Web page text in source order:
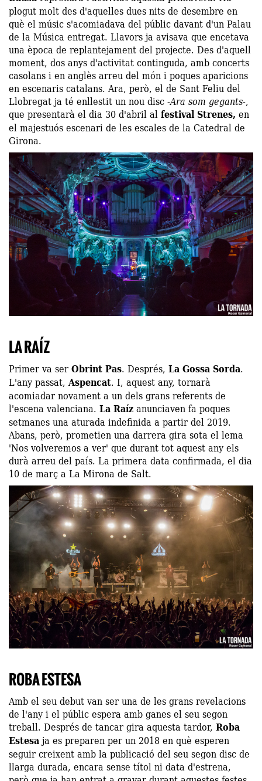
plogut molt des d'aquelles dues nits de desembre en
què el músic s'acomiadava del públic davant d'un Palau
de la Música entregat. Llavors ja avisava que encetava
una època de replantejament del projecte. Des d'aquell
moment, dos anys d'activitat continguda, amb concerts
casolans i en anglès arreu del món i poques aparicions
en escenaris catalans. Ara, però, el de Sant Feliu del
Llobregat ja té enllestit un nou disc -Ara som gegants-,
que presentarà el dia 30 d'abril alfestival Strenes, en
el majestuós escenari de les escales de la Catedral de
Girona.
LA RAÍZ
Primer va serObrint Pas. Després, La Gossa Sorda.
L'any passat,Aspencat. I, aquest any, tornarà
acomiadar novament a un dels grans referents de
l'escena valenciana. La Raízanunciaven fa poques
setmanes una aturada indefinida a partir del 2019.
Abans, però, prometien una darrera gira sota el lema
'Nos volveremos a ver' que durant tot aquest any els
durà arreu del país. La primera data confirmada, el dia
10 de març a La Mirona de Salt.
ROBA ESTESA
Amb el seu debut van ser una de les grans revelacions
de l'any i el públic espera amb ganes el seu segon
treball. Després de tancar gira aquesta tardor, Roba
Estesaja es preparen per un 2018 en què esperen
seguir creixent amb la publicació del seu segon disc de
llarga durada, encara sense títol ni data d'estrena,